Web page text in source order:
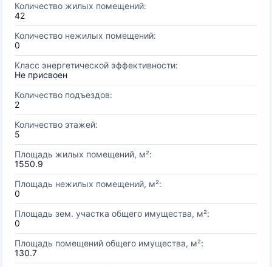
Количество жилых помещений:
42
Количество нежилых помещений:
0
Класс энергетической эффективности:
Не присвоен
Количество подъездов:
2
Количество этажей:
5
Площадь жилых помещений, м²:
1550.9
Площадь нежилых помещений, м²:
0
Площадь зем. участка общего имущества, м²:
0
Площадь помещений общего имущества, м²:
130.7